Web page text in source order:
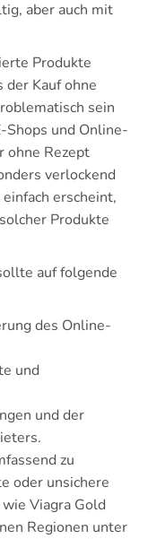
aber auch mit
Produkte
Kauf ohne
sein
Shops und Online-
ohne Rezept
verlockend
erscheint,
Produkte
auf folgende
des Online-
und
und der
zu
oder unsichere
Viagra Gold
Regionen unter